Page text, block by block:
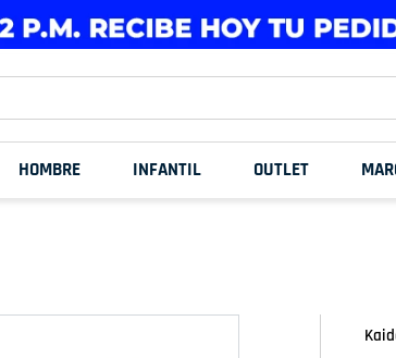
HOMBRE INFANTIL OUTLET